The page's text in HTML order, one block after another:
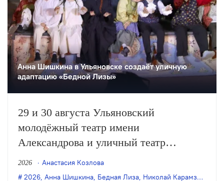
Анна Шишкина в Ульяновске создаëт уличную
адаптацию «Бедной Лизы»
29 и 30 августа Ульяновский
молодёжный театр имени
Александрова и уличный театр
«Странствующие куклы господина
Пэжо» из Санкт-Петербурга покажут
2026
Анастасия Козлова
2026, Анна Шишкина, Бедная Лиза, Николай Карамзин